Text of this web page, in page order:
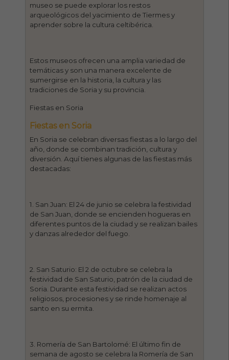
museo se puede explorar los restos
arqueológicos del yacimiento de Tiermes y
aprender sobre la cultura celtibérica.
Estos museos ofrecen una amplia variedad de
temáticas y son una manera excelente de
sumergirse en la historia, la cultura y las
tradiciones de Soria y su provincia.
Fiestas en Soria
Fiestas en Soria
En Soria se celebran diversas fiestas a lo largo del
año, donde se combinan tradición, cultura y
diversión. Aquí tienes algunas de las fiestas más
destacadas:
1. San Juan: El 24 de junio se celebra la festividad
de San Juan, donde se encienden hogueras en
diferentes puntos de la ciudad y se realizan bailes
y danzas alrededor del fuego.
2. San Saturio: El 2 de octubre se celebra la
festividad de San Saturio, patrón de la ciudad de
Soria. Durante esta festividad se realizan actos
religiosos, procesiones y se rinde homenaje al
santo en su ermita.
3. Romería de San Bartolomé: El último fin de
semana de agosto se celebra la Romería de San